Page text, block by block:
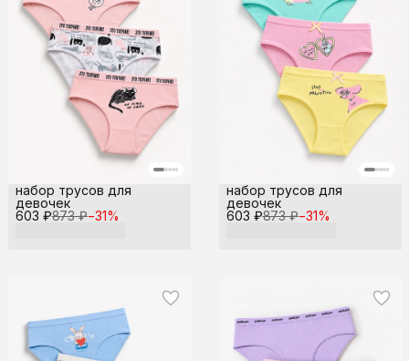
603 ₽873 ₽−31%
набор трусов для
девочек
603 ₽873 ₽−31%
набор трусов для
девочек